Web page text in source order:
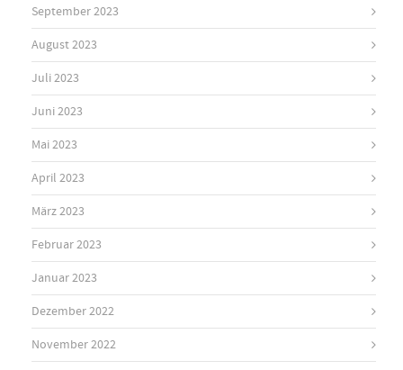
September 2023
August 2023
Juli 2023
Juni 2023
Mai 2023
April 2023
März 2023
Februar 2023
Januar 2023
Dezember 2022
November 2022